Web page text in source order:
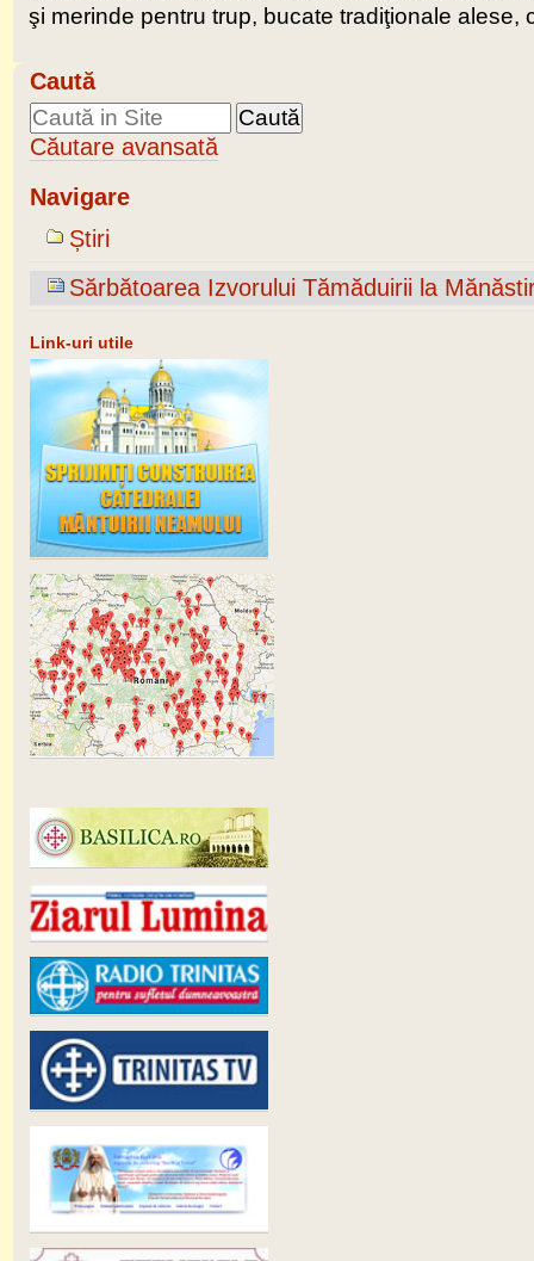
şi merinde pentru trup, bucate tradiţionale
Caută
Căutare avansată
Navigare
Știri
Sărbătoarea Izvorului Tămăduirii la
Link-uri utile